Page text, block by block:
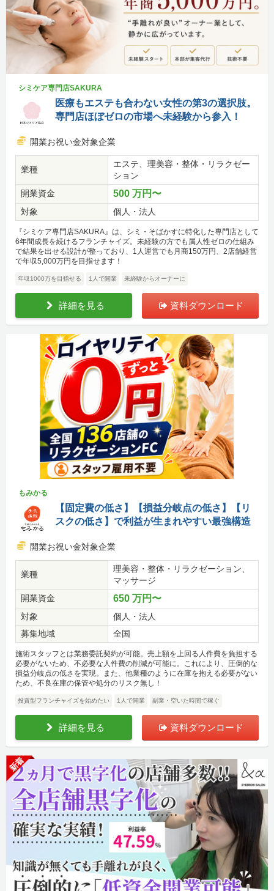
シミケア専門店SAKURA
医療もエステも合わない女性の第3の選択肢。
専門店ほぼゼロの市場へ未経験から参入！
開業お祝い金対象企業
業種
エステ、理美容・整体・リラクゼー
ション
開業資金
500 万円〜
対象 個人・法人
『シミケア専門店SAKURA』は、シミ・そばかすに特化した専門店として
6年間成長を続けるフランチャイズ。未経験の方でも属人性ゼロの仕組み
で結果を出せる設計が整っており、1人運営でも月商150万円、2店舗経営
で年収5,000万円を目指せます！
年収1000万を目指せる 1人で開業 未経験からオーナーに
詳細を見る 資料ダウンロード
もみかる
【固定費の低さ】【損益分岐点の低さ】【リ
スクの低さ】で利益が生まれやすい最強構造
開業お祝い金対象企業
業種
理美容・整体・リラクゼーション、
マッサージ
開業資金
650 万円〜
対象
個人・法人
募集地域
全国
施術スタッフとは業務委託契約が可能。売上額を上回る人件費を負担する
必要がないため、不必要な人件費の削減が可能に。これにより、圧倒的な
損益分岐点の低さを実現。また、他業種のように在庫を抱える必要がない
ため、不良在庫の保管や処分のリスク無し！
投資型フランチャイズを始めたい 1人で開業 副業・空いた時間で稼ぐ
詳細を見る 資料ダウンロード
新着